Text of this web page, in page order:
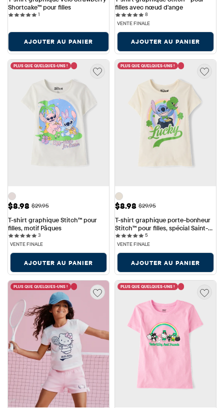
Shortcake™ pour filles
1
AJOUTER AU PANIER
filles avec nœud d'ange
88 reviews
VENTE FINALE
AJOUTER AU PANIER
PLUS QUE QUELQUES-UNS !
Prix ​​de vente: $8.98
$8.98 Prix ​​d'origine: $29.95
$29.95
T-shirt graphique Stitch™ pour
filles, motif Pâques
33 reviews
VENTE FINALE
AJOUTER AU PANIER
PLUS QUE QUELQUES-UNS !
Prix ​​de vente: $8.98
$8.98 Prix ​​d'origine: $29.95
$29.95
T-shirt graphique porte-bonheur
Stitch™ pour filles, spécial Saint-
Patrick
55 reviews
VENTE FINALE
AJOUTER AU PANIER
PLUS QUE QUELQUES-UNS ! PLUS QUE QUELQUES-UNS !